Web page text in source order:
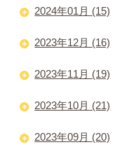
2024年01月 (15)
2023年12月 (16)
2023年11月 (19)
2023年10月 (21)
2023年09月 (20)